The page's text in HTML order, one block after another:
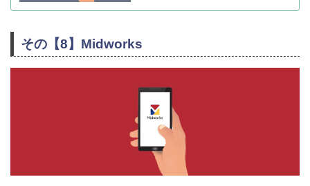
その【8】Midworks